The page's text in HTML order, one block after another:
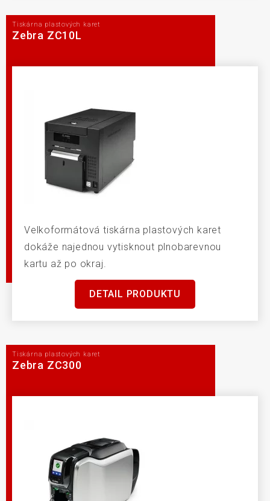
Tiskárna plastových karet
Zebra ZC10L
Velkoformátová tiskárna plastových karet
dokáže najednou vytisknout plnobarevnou
kartu až po okraj.
DETAIL PRODUKTU
Tiskárna plastových karet
Zebra ZC300